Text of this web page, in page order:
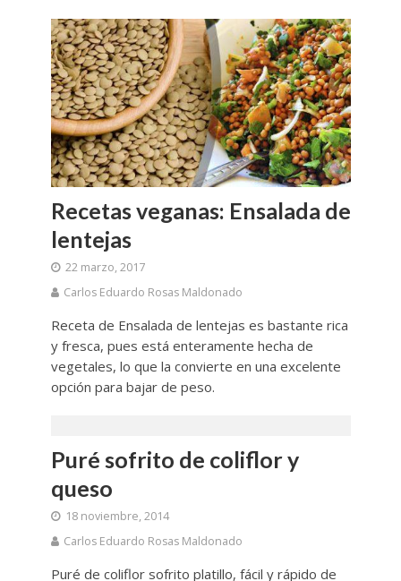
Recetas veganas: Ensalada de
lentejas
22 marzo, 2017
Carlos Eduardo Rosas Maldonado
Receta de Ensalada de lentejas es bastante rica
y fresca, pues está enteramente hecha de
vegetales, lo que la convierte en una excelente
opción para bajar de peso.
Puré sofrito de coliflor y
queso
18 noviembre, 2014
Carlos Eduardo Rosas Maldonado
Puré de coliflor sofrito platillo, fácil y rápido de